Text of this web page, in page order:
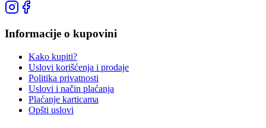
Informacije o kupovini
Kako kupiti?
Uslovi korišćenja i prodaje
Politika privatnosti
Uslovi i način plaćanja
Plaćanje karticama
Opšti uslovi